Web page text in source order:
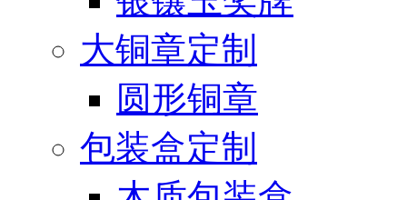
大铜章定制
圆形铜章
包装盒定制